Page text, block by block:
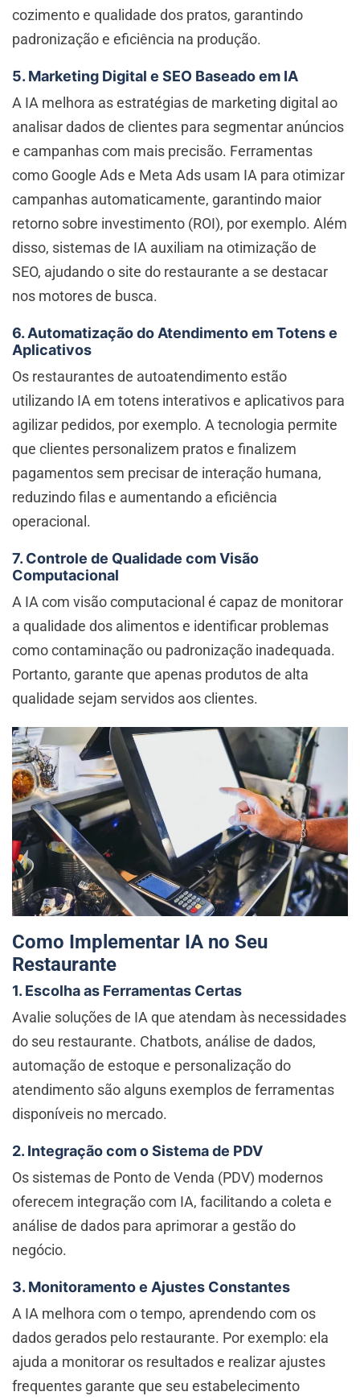
cozimento e qualidade dos pratos, garantindo
padronização e eficiência na produção.
5. Marketing Digital e SEO Baseado em IA
A IA melhora as estratégias de marketing digital ao
analisar dados de clientes para segmentar anúncios
e campanhas com mais precisão. Ferramentas
como Google Ads e Meta Ads usam IA para otimizar
campanhas automaticamente, garantindo maior
retorno sobre investimento (ROI), por exemplo. Além
disso, sistemas de IA auxiliam na otimização de
SEO, ajudando o site do restaurante a se destacar
nos motores de busca.
6. Automatização do Atendimento em Totens e
Aplicativos
Os restaurantes de autoatendimento estão
utilizando IA em totens interativos e aplicativos para
agilizar pedidos, por exemplo. A tecnologia permite
que clientes personalizem pratos e finalizem
pagamentos sem precisar de interação humana,
reduzindo filas e aumentando a eficiência
operacional.
7. Controle de Qualidade com Visão
Computacional
A IA com visão computacional é capaz de monitorar
a qualidade dos alimentos e identificar problemas
como contaminação ou padronização inadequada.
Portanto, garante que apenas produtos de alta
qualidade sejam servidos aos clientes.
Como Implementar IA no Seu
Restaurante
1. Escolha as Ferramentas Certas
Avalie soluções de IA que atendam às necessidades
do seu restaurante. Chatbots, análise de dados,
automação de estoque e personalização do
atendimento são alguns exemplos de ferramentas
disponíveis no mercado.
2. Integração com o Sistema de PDV
Os sistemas de Ponto de Venda (PDV) modernos
oferecem integração com IA, facilitando a coleta e
análise de dados para aprimorar a gestão do
negócio.
3. Monitoramento e Ajustes Constantes
A IA melhora com o tempo, aprendendo com os
dados gerados pelo restaurante. Por exemplo: ela
ajuda a monitorar os resultados e realizar ajustes
frequentes garante que seu estabelecimento